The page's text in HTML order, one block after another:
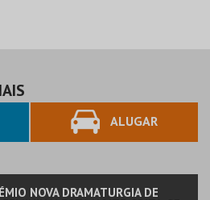
ALUGAR
NOVA DRAMATURGIA DE